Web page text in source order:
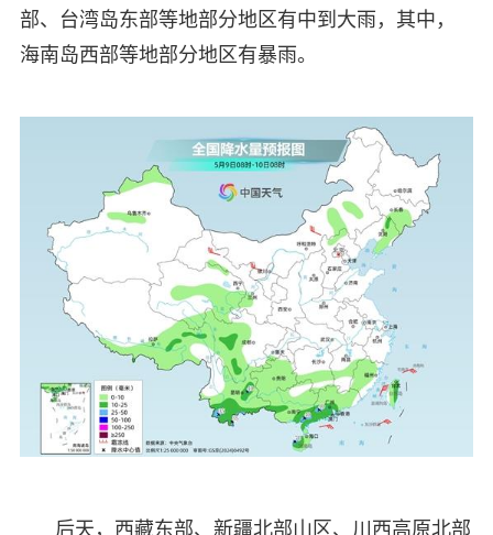
部、台湾岛东部等地部分地区有中到大雨，其中，
海南岛西部等地部分地区有暴雨。
后天，西藏东部、新疆北部山区、川西高原北部